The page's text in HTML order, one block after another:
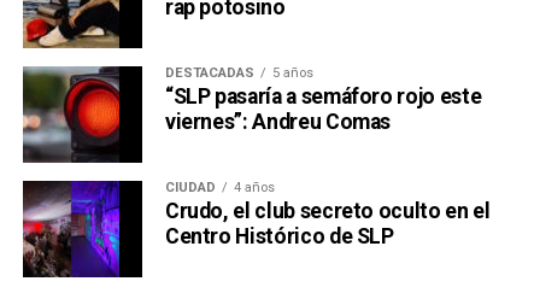
rap potosino
DESTACADAS 5 años
“SLP pasaría a semáforo rojo este
viernes”: Andreu Comas
CIUDAD 4 años
Crudo, el club secreto oculto en el
Centro Histórico de SLP